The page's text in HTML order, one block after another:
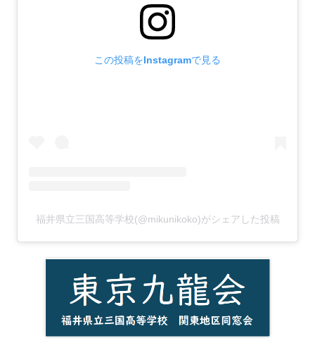
この投稿をInstagramで見る
福井県立三国高等学校(@mikunikoko)がシェアした投稿